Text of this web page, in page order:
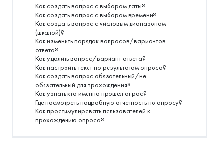
Как создать вопрос с выбором даты?
Как создать вопрос с выбором времени?
Как создать вопрос с числовым диапазоном
(шкалой)?
Как изменить порядок вопросов/вариантов
ответа?
Как удалить вопрос/вариант ответа?
Как настроить текст по результатам опроса?
Как создать вопрос обязательный/не
обязательный для прохождения?
Как узнать кто именно прошел опрос?
Где посмотреть подробную отчетность по опросу?
Как простимулировать пользователей к
прохождению опроса?